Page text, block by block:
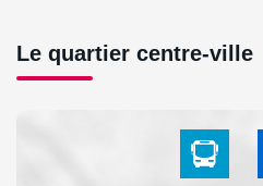
Le quartier centre-ville